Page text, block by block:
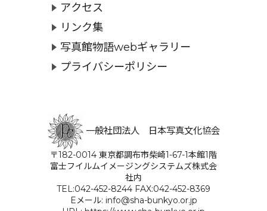
アクセス
リンク集
写真館物語webギャラリー
プライバシーポリシー
一般社団法人 日本写真文化協会
〒182-0014 東京都調布市柴崎1-67-1本館1階
富士フイルムイメージングシステムズ株式会
社内
TEL:042-452-8244 FAX:042-452-8369
Eメール: info@sha-bunkyo.or.jp